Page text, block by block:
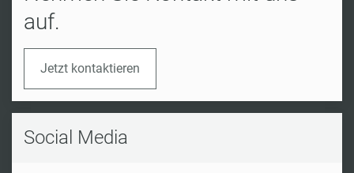
auf.
Jetzt kontaktieren
Social Media